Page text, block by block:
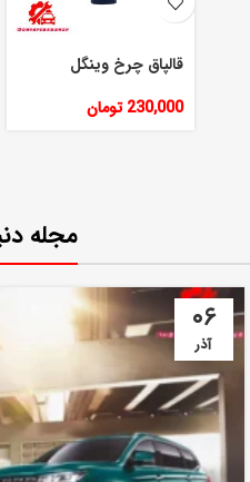
قالپاق چرخ وینگل
230,000 تومان
مجله
۰۶
آذر